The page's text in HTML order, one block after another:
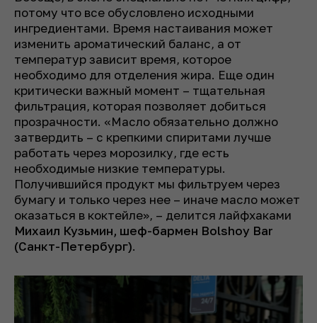
потому что все обусловлено исходными
ингредиентами. Время настаивания может
изменить ароматический баланс, а от
температур зависит время, которое
необходимо для отделения жира. Еще один
критически важный момент – тщательная
фильтрация, которая позволяет добиться
прозрачности. «Масло обязательно должно
затвердить – с крепкими спиритами лучше
работать через морозилку, где есть
необходимые низкие температуры.
Получившийся продукт мы фильтруем через
бумагу и только через нее – иначе масло может
оказаться в коктейле», – делится лайфхаками
Михаил Кузьмин, шеф-бармен Bolshoy Bar
(Санкт-Петербург).